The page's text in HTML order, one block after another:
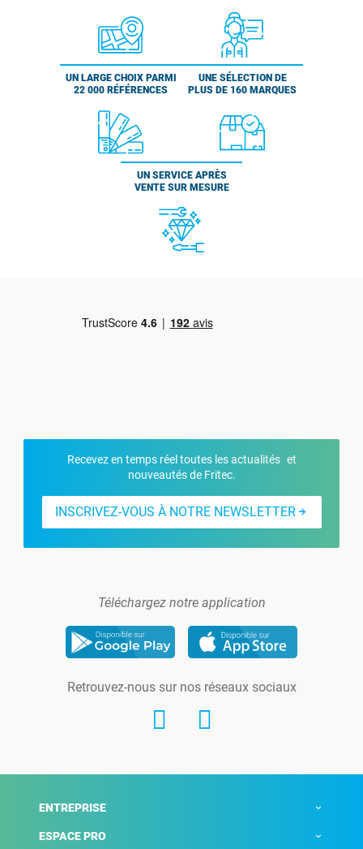
UN LARGE CHOIX PARMI
22 000 RÉFÉRENCES
UNE SÉLECTION DE
PLUS DE 160 MARQUES
UN SERVICE APRÈS
VENTE SUR MESURE
Recevez en temps réel toutes les actualités et
nouveautés de Fritec.
INSCRIVEZ-VOUS À NOTRE NEWSLETTER
Téléchargez notre application
Retrouvez-nous sur nos réseaux sociaux
ENTREPRISE
ESPACE PRO